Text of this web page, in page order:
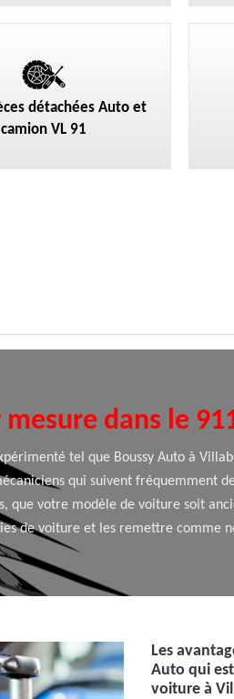
détachées Auto et
camion VL 91
dans le
tel que Boussy Auto à
qui suivent fréquemment
que votre modèle de voiture soit
de voiture et les remettre comme
Les
Auto qui
voiture à